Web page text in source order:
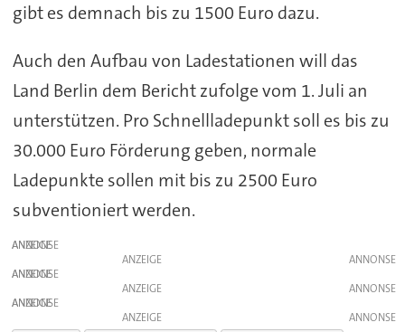
gibt es demnach bis zu 1500 Euro dazu.
Auch den Aufbau von Ladestationen will das
Land Berlin dem Bericht zufolge vom 1. Juli an
unterstützen. Pro Schnellladepunkt soll es bis zu
30.000 Euro Förderung geben, normale
Ladepunkte sollen mit bis zu 2500 Euro
subventioniert werden.
ANZEIGE
ANZEIGE
ANZEIGE
ANZEIGE
ANZEIGE
ANZEIGE